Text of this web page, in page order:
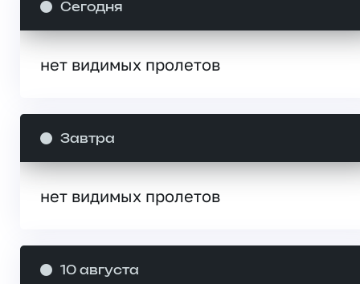
Сегодня
нет видимых пролетов
Завтра
нет видимых пролетов
10 августа